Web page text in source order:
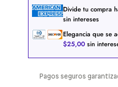
Divide tu compra
sin intereses
Elegancia que se
$25,00 sin
Pagos seguros